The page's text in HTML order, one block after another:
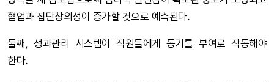
협업과 집단창의성이 증가할 것으로 예측된다.
둘째, 성과관리 시스템이 직원들에게 동기를 부여로 작동해야
한다.